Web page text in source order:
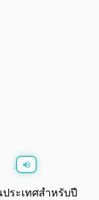
0:00 0:00
ระเทศสำหรับปี